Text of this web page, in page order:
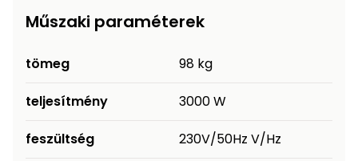
Kiegészítők
Műszaki paraméterek
tömeg 98 kg
teljesítmény 3000 W
feszültség 230V/50Hz V/Hz